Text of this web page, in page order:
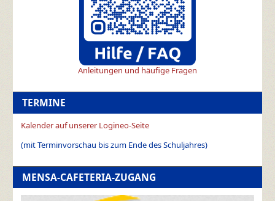
Anleitungen und häufige Fragen
TERMINE
Kalender auf unserer Logineo-Seite
(mit Terminvorschau bis zum Ende des Schuljahres)
MENSA-CAFETERIA-ZUGANG